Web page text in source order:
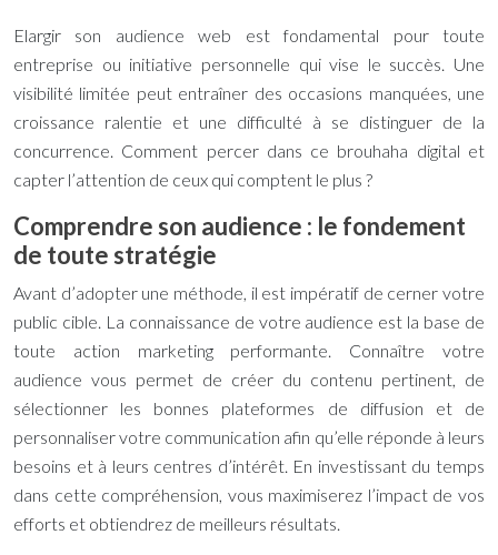
Elargir son audience web est fondamental pour toute
entreprise ou initiative personnelle qui vise le succès. Une
visibilité limitée peut entraîner des occasions manquées, une
croissance ralentie et une difficulté à se distinguer de la
concurrence. Comment percer dans ce brouhaha digital et
capter l’attention de ceux qui comptent le plus ?
Comprendre son audience : le fondement
de toute stratégie
Avant d’adopter une méthode, il est impératif de cerner votre
public cible. La connaissance de votre audience est la base de
toute action marketing performante. Connaître votre
audience vous permet de créer du contenu pertinent, de
sélectionner les bonnes plateformes de diffusion et de
personnaliser votre communication afin qu’elle réponde à leurs
besoins et à leurs centres d’intérêt. En investissant du temps
dans cette compréhension, vous maximiserez l’impact de vos
efforts et obtiendrez de meilleurs résultats.